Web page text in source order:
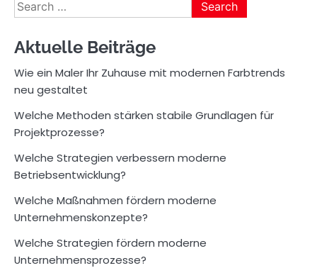
for:
Aktuelle Beiträge
Wie ein Maler Ihr Zuhause mit modernen Farbtrends
neu gestaltet
Welche Methoden stärken stabile Grundlagen für
Projektprozesse?
Welche Strategien verbessern moderne
Betriebsentwicklung?
Welche Maßnahmen fördern moderne
Unternehmenskonzepte?
Welche Strategien fördern moderne
Unternehmensprozesse?